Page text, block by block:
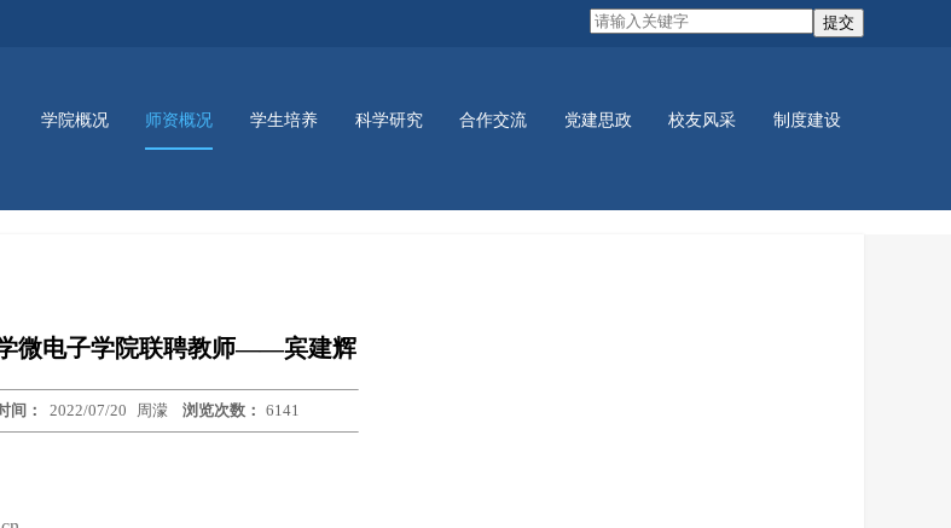
学院概况 师资概况 学生培养 科学研究 合作交流 党建思政 校友风采 制度建设
微电子学院联聘教师——宾建辉
间： 2022/07/20 周濛 浏览次数： 6141